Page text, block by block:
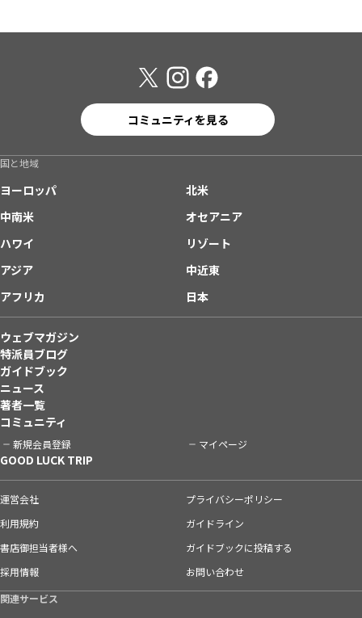
コミュニティを見る
国と地域
ヨーロッパ
北米
中南米
オセアニア
ハワイ
リゾート
アジア
中近東
アフリカ
日本
ウェブマガジン
特派員ブログ
ガイドブック
ニュース
著者一覧
コミュニティ
新規会員登録 マイページ
GOOD LUCK TRIP
運営会社
プライバシーポリシー
利用規約
ガイドライン
書店御担当者様へ
ガイドブックに投稿する
採用情報
お問い合わせ
関連サービス